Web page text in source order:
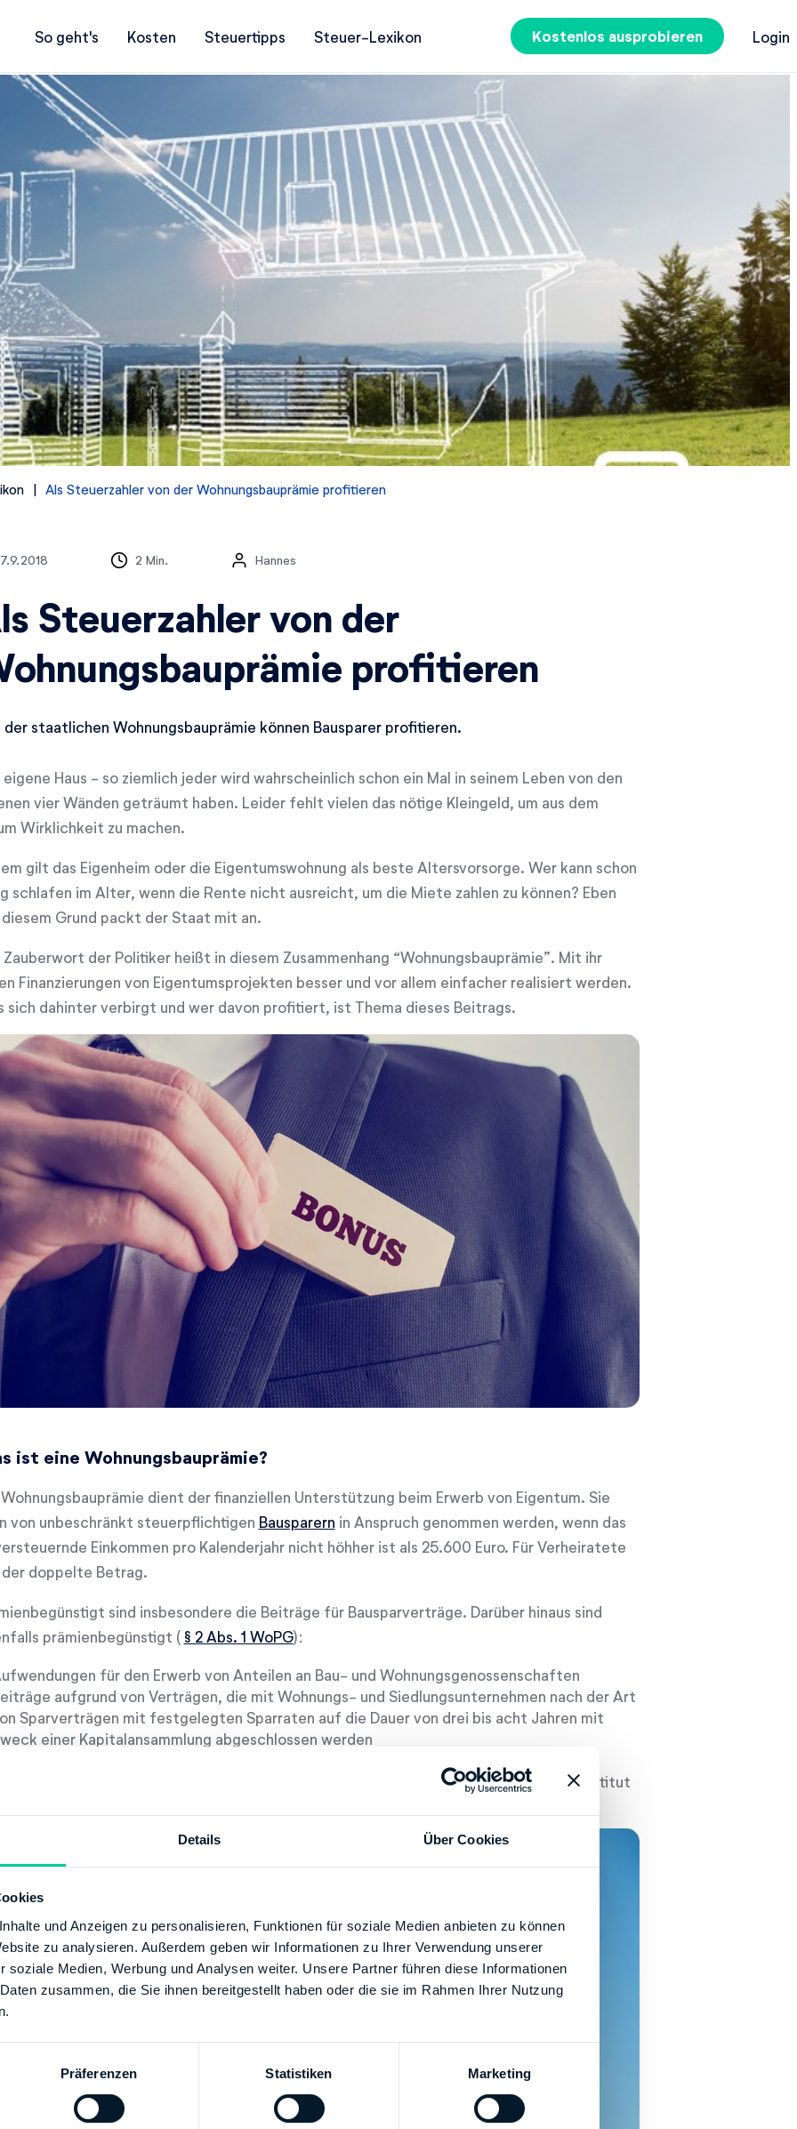
Details Über Cookies
und Anzeigen zu personalisieren, Funktionen für soziale Medien anbieten zu können
zu analysieren. Außerdem geben wir Informationen zu Ihrer Verwendung unserer
soziale Medien, Werbung und Analysen weiter. Unsere Partner führen diese Informationen
zusammen, die Sie ihnen bereitgestellt haben oder die sie im Rahmen Ihrer Nutzung
Präferenzen Statistiken Marketing
So geht's Kosten Steuertipps Steuer-Lexikon Kostenlos ausprobieren Login
Als Steuerzahler von der Wohnungsbauprämie profitieren
7.9.2018 2 Min. Hannes
Steuerzahler von der
profitieren
der staatlichen Wohnungsbauprämie können Bausparer profitieren.
eigene Haus - so ziemlich jeder wird wahrscheinlich schon ein Mal in seinem Leben von den
vier Wänden geträumt haben. Leider fehlt vielen das nötige Kleingeld, um aus dem
Wirklichkeit zu machen.
gilt das Eigenheim oder die Eigentumswohnung als beste Altersvorsorge. Wer kann schon
schlafen im Alter, wenn die Rente nicht ausreicht, um die Miete zahlen zu können? Eben
diesem Grund packt der Staat mit an.
Zauberwort der Politiker heißt in diesem Zusammenhang “Wohnungsbauprämie”. Mit ihr
Finanzierungen von Eigentumsprojekten besser und vor allem einfacher realisiert werden.
sich dahinter verbirgt und wer davon profitiert, ist Thema dieses Beitrags.
ist eine Wohnungsbauprämie?
dient der finanziellen Unterstützung beim Erwerb von Eigentum. Sie
von unbeschränkt steuerpflichtigen Bausparern in Anspruch genommen werden, wenn das
Einkommen pro Kalenderjahr nicht höhher ist als 25.600 Euro. Für Verheiratete
doppelte Betrag.
sind insbesondere die Beiträge für Bausparverträge. Darüber hinaus sind
prämienbegünstigt ( § 2 Abs. 1 WoPG):
für den Erwerb von Anteilen an Bau- und Wohnungsgenossenschaften
aufgrund von Verträgen, die mit Wohnungs- und Siedlungsunternehmen nach der Art
Sparverträgen mit festgelegten Sparraten auf die Dauer von drei bis acht Jahren mit
einer Kapitalansammlung abgeschlossen werden
allgemeine Sparverträge oder als Sparverträge mit festgelegten Sparraten mit Kreditinstitut